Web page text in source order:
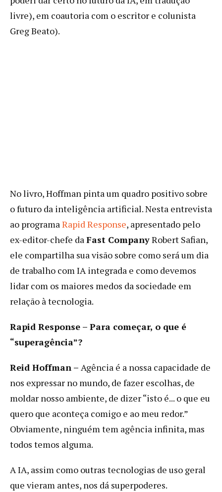
livre), em coautoria com o escritor e colunista
Greg Beato).
No livro, Hoffman pinta um quadro positivo sobre
o futuro da inteligência artificial. Nesta entrevista
ao programaRapid Response, apresentado pelo
ex-editor-chefe daFast CompanyRobert Safian,
ele compartilha sua visão sobre como será um dia
de trabalho com IA integrada e como devemos
lidar com os maiores medos da sociedade em
relação à tecnologia.
Rapid Response – Para começar, o que é
“superagência”?
Reid Hoffman – Agência é a nossa capacidade de
nos expressar no mundo, de fazer escolhas, de
moldar nosso ambiente, de dizer “isto é... o que eu
quero que aconteça comigo e ao meu redor.”
Obviamente, ninguém tem agência infinita, mas
todos temos alguma.
A IA, assim como outras tecnologias de uso geral
que vieram antes, nos dá superpoderes.